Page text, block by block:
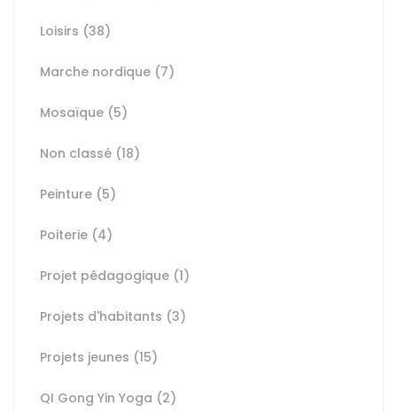
Loisirs (38)
Marche nordique (7)
Mosaïque (5)
Non classé (18)
Peinture (5)
Poiterie (4)
Projet pédagogique (1)
Projets d'habitants (3)
Projets jeunes (15)
QI Gong Yin Yoga (2)